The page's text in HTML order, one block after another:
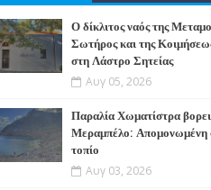
Ο δίκλιτος ναός της
Σωτήρος και της
στη Λάστρο Σητείας
Αυγ 05, 2026
Παραλία Χωματίστρα
Μεραμπέλο: Απομονωμένη
τοπίο
Αυγ 03, 2026